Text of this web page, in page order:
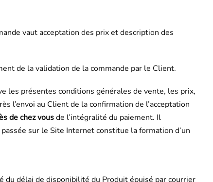
vaut acceptation des prix et description des
de la validation de la commande par le Client.
les présentes conditions générales de vente, les prix,
l’envoi au Client de la confirmation de l’acceptation
de chez vousde l’intégralité du paiement. Il
sur le Site Internet constitue la formation d’un
délai de disponibilité du Produit épuisé par courrier